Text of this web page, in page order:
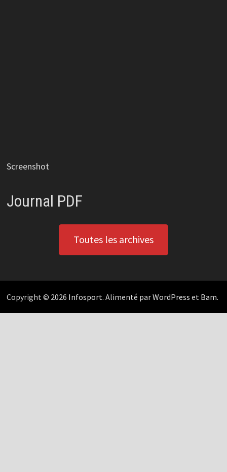
Screenshot
Journal PDF
Toutes les archives
Copyright © 2026 Infosport. Alimenté parWordPress et Bam.